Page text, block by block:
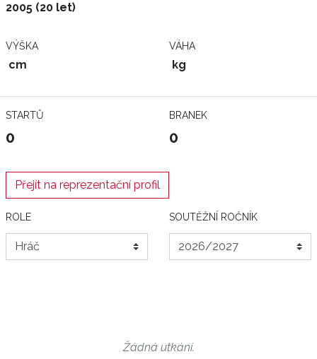
2005 (20 let)
VÝŠKA
cm
VÁHA
kg
STARTŮ
0
BRANEK
0
Přejít na reprezentační profil
ROLE SOUTĚŽNÍ ROČNÍK
Žádná utkání.